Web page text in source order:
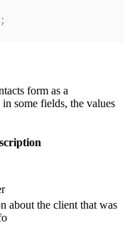
form as a
some fields, the values
about the client that was